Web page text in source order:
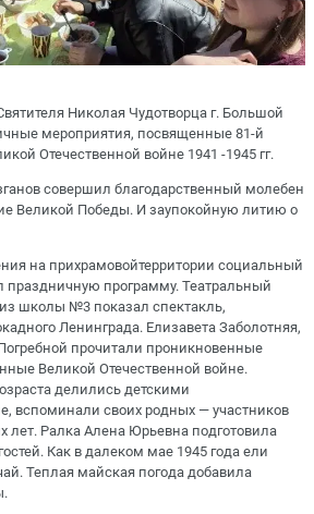
Николая Чудотворца г. Большой
мероприятия, посвященные 81-й
Отечественной войне 1941 -1945 гг.
совершил благодарственный молебен
Великой Победы. И заупокойную литию о
на прихрамовойтерритории социальный
праздничную программу. Театральный
школы №3 показал спектакль,
Ленинграда. Елизавета Заболотняя,
прочитали проникновенные
Великой Отечественной войне.
делились детскими
вспоминали своих родных — участников
лет. Ралка Алена Юрьевна подготовила
Как в далеком мае 1945 года ели
Теплая майская погода добавила